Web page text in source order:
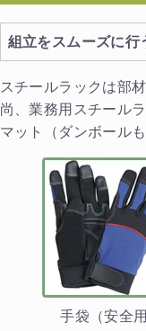
組立をスムーズに行
スチールラックは部
尚、業務用スチール
マット（ダンボール
手袋（安全用